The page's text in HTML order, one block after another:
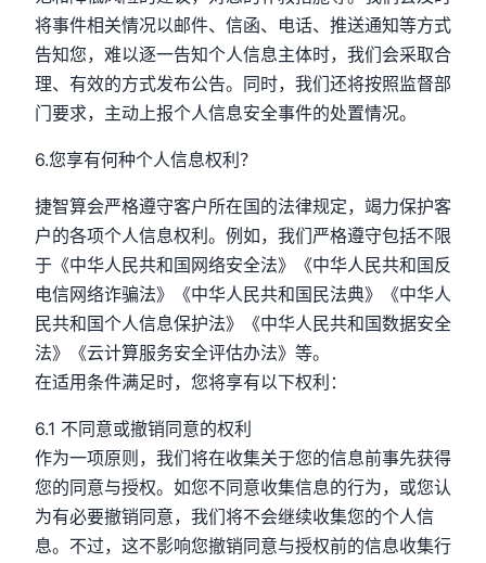
将事件相关情况以邮件、信函、电话、推送通知等方式
告知您，难以逐一告知个人信息主体时，我们会采取合
理、有效的方式发布公告。同时，我们还将按照监督部
门要求，主动上报个人信息安全事件的处置情况。
6.您享有何种个人信息权利？
捷智算会严格遵守客户所在国的法律规定，竭力保护客
户的各项个人信息权利。例如，我们严格遵守包括不限
于《中华人民共和国网络安全法》《中华人民共和国反
电信网络诈骗法》《中华人民共和国民法典》《中华人
民共和国个人信息保护法》《中华人民共和国数据安全
法》《云计算服务安全评估办法》等。
在适用条件满足时，您将享有以下权利：
6.1 不同意或撤销同意的权利
作为一项原则，我们将在收集关于您的信息前事先获得
您的同意与授权。如您不同意收集信息的行为，或您认
为有必要撤销同意，我们将不会继续收集您的个人信
息。不过，这不影响您撤销同意与授权前的信息收集行